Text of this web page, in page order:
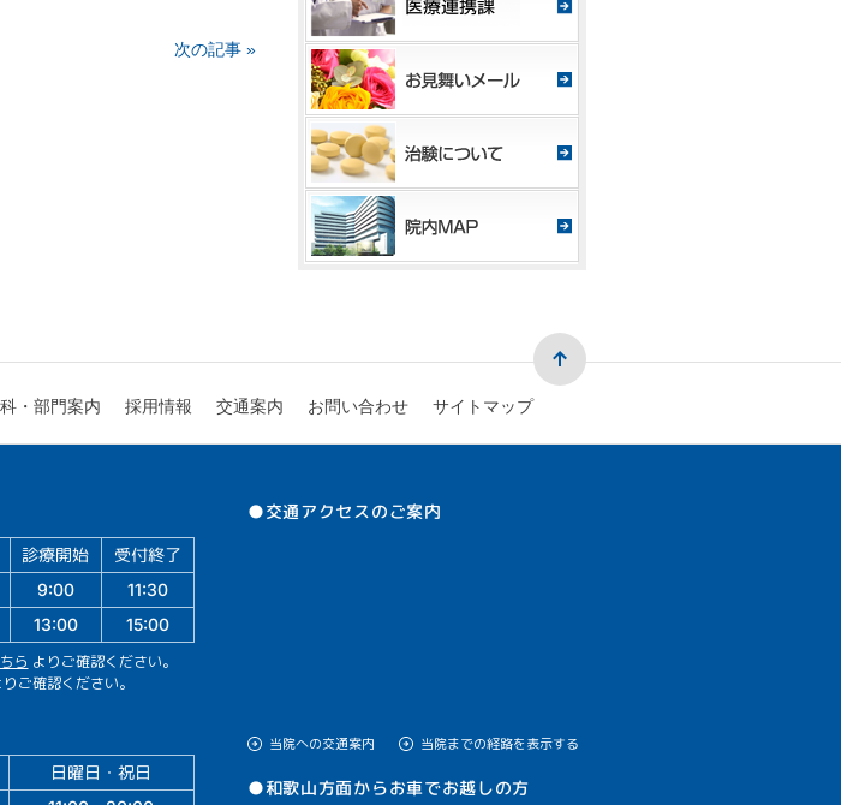
次の記事 »
・部門案内 採用情報 交通案内 お問い合わせ サイトマップ
診療開始
受付終了
9:00 11:30
13:00 15:00
ら よりご確認ください。
りご確認ください。
日曜日・祝日
●交通アクセスのご案内
当院への交通案内 当院までの経路を表示する
●和歌山方面からお車でお越しの方